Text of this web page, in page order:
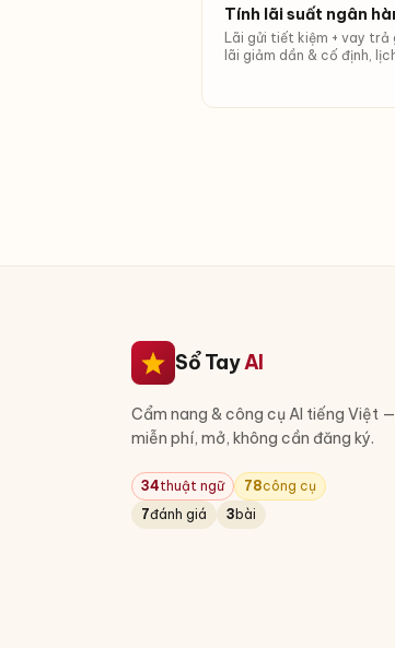
Tính lãi suất ngân
Lãi gửi tiết kiệm + vay trả
lãi giảm dần & cố định,
Sổ TayAI
Cẩm nang & công cụ AI tiếng Việt —
miễn phí, mở, không cần đăng ký.
34thuật ngữ 78công cụ
7đánh giá 3 bài